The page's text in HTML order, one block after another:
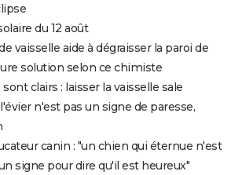
du 12 août
vaisselle aide à dégraisser la paroi de
solution selon ce chimiste
clairs : laisser la vaisselle sale
n'est pas un signe de paresse,
canin : "un chien qui éternue n'est
signe pour dire qu'il est heureux"